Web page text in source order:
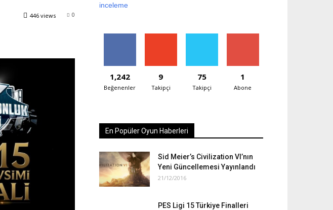
0
446 views
1,242
Beğenenler
9
Takipçi
75
Takipçi
1
Abone
En Popüler Oyun Haberleri
Sid Meier’s Civilization VI’nın
Yeni Güncellemesi Yayınlandı
21/12/2016
PES Ligi 15 Türkiye Finalleri